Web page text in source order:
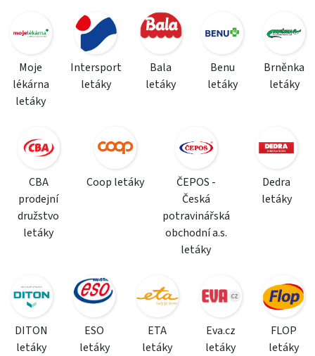
Moje
lékárna
letáky
Intersport
letáky
Bala
letáky
Benu
letáky
Brněnka
letáky
CBA
prodejní
družstvo
letáky
Coop letáky
ČEPOS -
Česká
potravinářská
obchodní a.s.
letáky
Dedra
letáky
DITON
letáky
ESO
letáky
ETA
letáky
Eva.cz
letáky
FLOP
letáky